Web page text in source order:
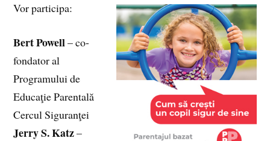
Vor participa:
Bert Powell– co-
fondator al
Programului de
Educaţie Parentală
Cercul Siguranţei
Jerry S. Katz–